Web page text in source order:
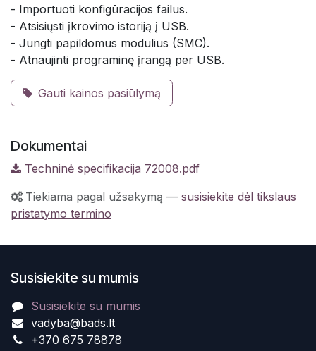
- Importuoti konfigūracijos failus.
- Atsisiųsti įkrovimo istoriją į USB.
- Jungti papildomus modulius (SMC).
- Atnaujinti programinę įrangą per USB.
Gauti kainos pasiūlymą
Dokumentai
Techninė specifikacija 72008.pdf
Tiekiama pagal užsakymą — susisiekite dėl tikslaus
pristatymo termino
Susisiekite su mumis
Susisiekite su mumis
vadyba@bads.lt
+370 675 78878